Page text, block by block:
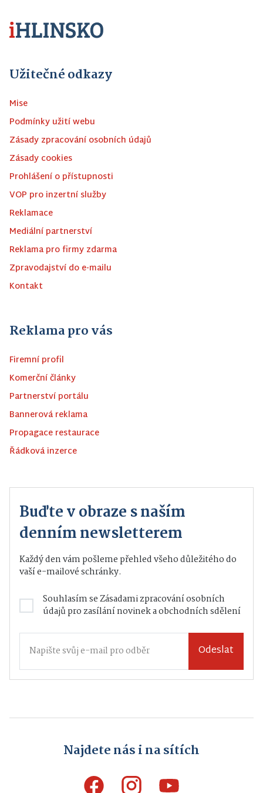
Užitečné odkazy
Mise
Podmínky užití webu
Zásady zpracování osobních údajů
Zásady cookies
Prohlášení o přístupnosti
VOP pro inzertní služby
Reklamace
Mediální partnerství
Reklama pro firmy zdarma
Zpravodajství do e-mailu
Kontakt
Reklama pro vás
Firemní profil
Komerční články
Partnerství portálu
Bannerová reklama
Propagace restaurace
Řádková inzerce
Buďte v obraze s naším
denním newsletterem
Každý den vám pošleme přehled všeho důležitého do
vaší e-mailové schránky.
Souhlasím seZásadami zpracování osobních
údajůpro zasílání novinek a obchodních sdělení
Odeslat
Najdete nás i na sítích